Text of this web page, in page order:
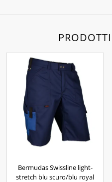
Bermudas Swissline light-
stretch blu scuro/blu royal